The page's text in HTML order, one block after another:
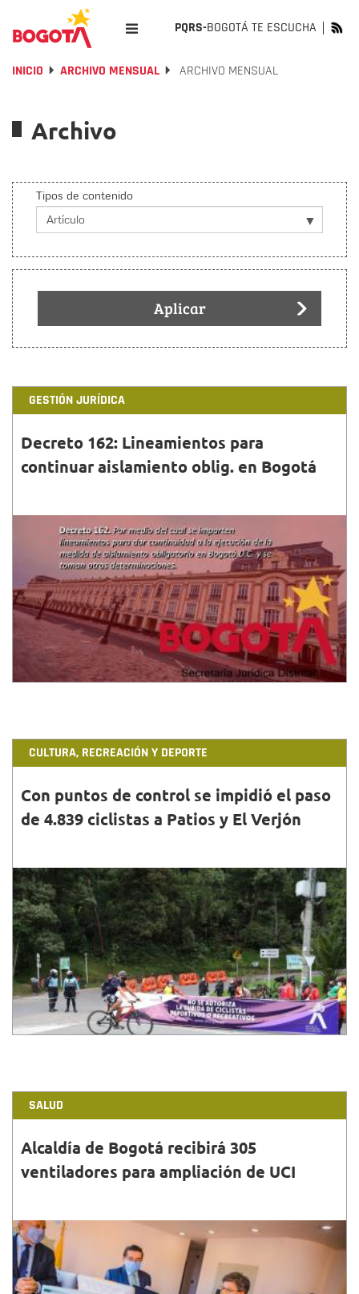
PQRS-BOGOTÁ TE ESCUCHA
INICIO ARCHIVO MENSUAL ARCHIVO MENSUAL
Archivo
Tipos de contenido
Aplicar
GESTIÓN JURÍDICA
Decreto 162: Lineamientos para
continuar aislamiento oblig. en Bogotá
30•JUN•2020
Conoce el decreto 162 el cual imparte lineamientos
para continuar con aislamiento obligatorio en
Bogotá.
CULTURA, RECREACIÓN Y DEPORTE
Con puntos de control se impidió el paso
de 4.839 ciclistas a Patios y El Verjón
30•JUN•2020
Los operativos continuarán a lo largo de la semana
y se irá evaluando el índice de contagios en la
ciudad para tomar nuevas acciones.
SALUD
Alcaldía de Bogotá recibirá 305
ventiladores para ampliación de UCI
30•JUN•2020
La alcaldesa resaltó que, con la entrega de estos